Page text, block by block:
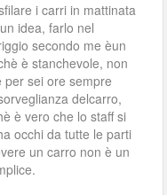
i carri in mattinata
idea, farlo nel
secondo me èun
è stanchevole, non
per sei ore sempre
delcarro,
è vero che lo staff si
occhi da tutte le parti
un carro non è un